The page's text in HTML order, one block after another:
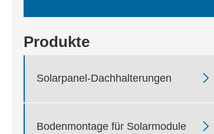
Produkte
Solarpanel-Dachhalterungen 
Bodenmontage für Solarmodule 